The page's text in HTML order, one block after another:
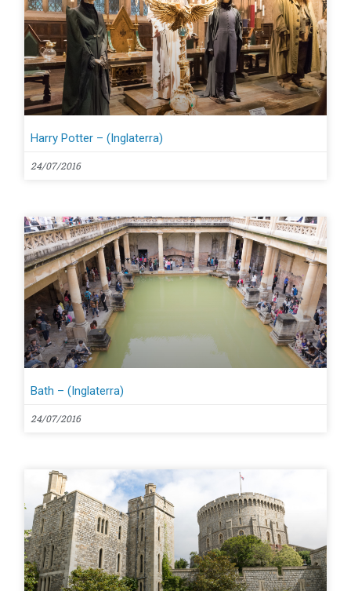
Harry Potter – (Inglaterra)
24/07/2016
Bath – (Inglaterra)
24/07/2016